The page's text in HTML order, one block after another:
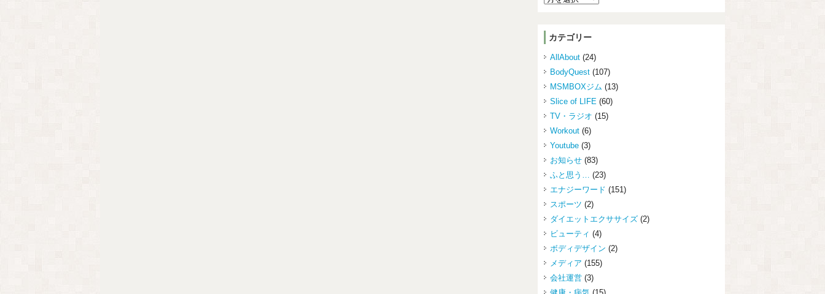
カテゴリー
AllAbout(24)
BodyQuest(107)
MSMBOXジム (13)
Slice of LIFE (60)
TV・ラジオ (15)
Workout(6)
Youtube(3)
お知らせ(83)
ふと思う…
(23)
エナジーワード (151)
スポーツ (2)
ダイエットエクササイズ(2)
ビューティ (4)
ボディデザイン (2)
メディア (155)
会社運営(3)